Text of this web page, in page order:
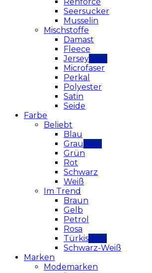
Seersucker
Musselin
Mischstoffe
Damast
Fleece
Jersey
Microfaser
Perkal
Polyester
Satin
Seide
Farbe
Beliebt
Blau
Grau
Grün
Rot
Schwarz
Weiß
Im Trend
Braun
Gelb
Petrol
Rosa
Türkis
Schwarz-Weiß
Marken
Modemarken